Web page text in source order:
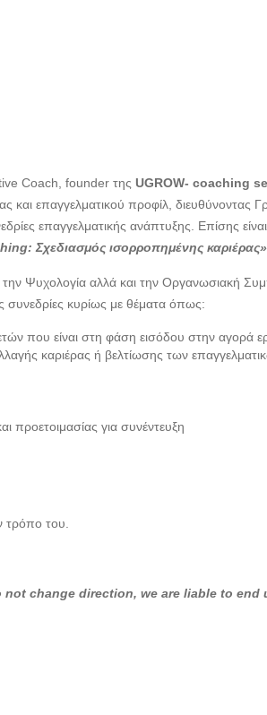
Coach, founder της UGROW- coaching
επαγγελματικού προφίλ, διευθύνοντας
επαγγελματικής ανάπτυξης. Επίσης
Σχεδιασμός ισορροπημένης
Ψυχολογία αλλά και την Οργανωσιακή
συνεδρίες κυρίως με θέματα όπως:
που είναι στη φάση εισόδου στην αγορά
καριέρας ή βελτίωσης των
προετοιμασίας για συνέντευξη
του.
not change direction, we are liable to end